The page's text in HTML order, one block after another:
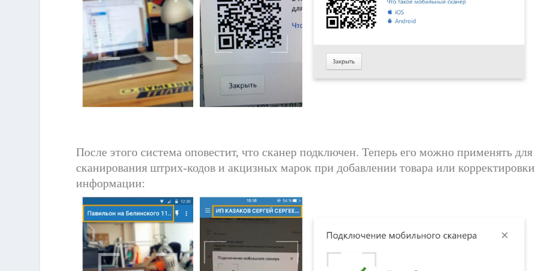
После этого система оповестит, что сканер подключен. Теперь его можно применять для
сканирования штрих-кодов и акцизных марок при добавлении товара или корректировки
информации: